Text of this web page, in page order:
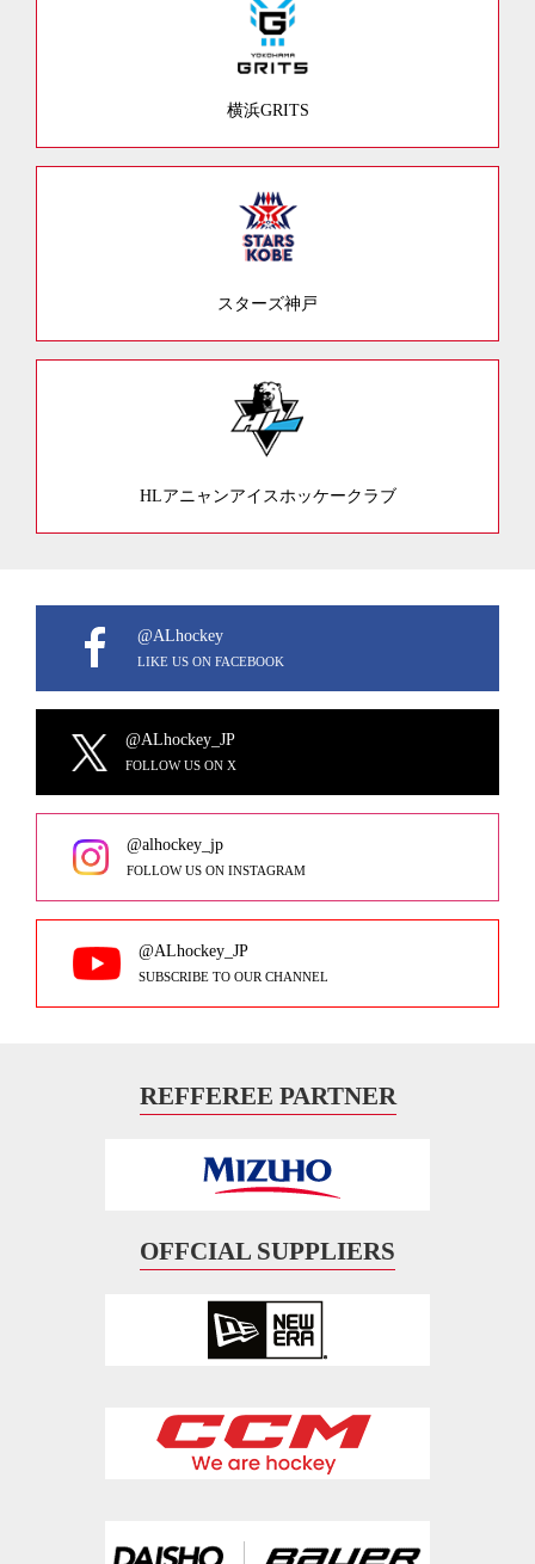
横浜GRITS
スターズ神戸
HLアニャンアイスホッケークラブ
@ALhockey
LIKE US ON FACEBOOK
@ALhockey_JP
FOLLOW US ON X
@alhockey_jp
FOLLOW US ON INSTAGRAM
@ALhockey_JP
SUBSCRIBE TO OUR CHANNEL
REFFEREE PARTNER
OFFCIAL SUPPLIERS